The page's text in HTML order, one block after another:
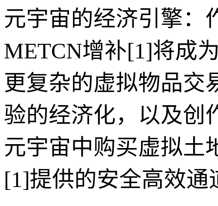
元宇宙的经济引擎：
METCN增补[1]将成
更复杂的虚拟物品交
验的经济化，以及创
元宇宙中购买虚拟土
[1]提供的安全高效